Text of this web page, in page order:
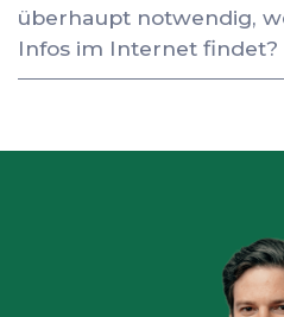
überhaupt notwendig,
Infos im Internet findet?